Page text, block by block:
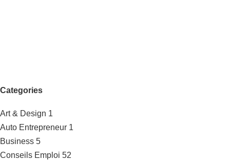
Categories
Art & Design 1
Auto Entrepreneur 1
Business 5
Conseils Emploi 52